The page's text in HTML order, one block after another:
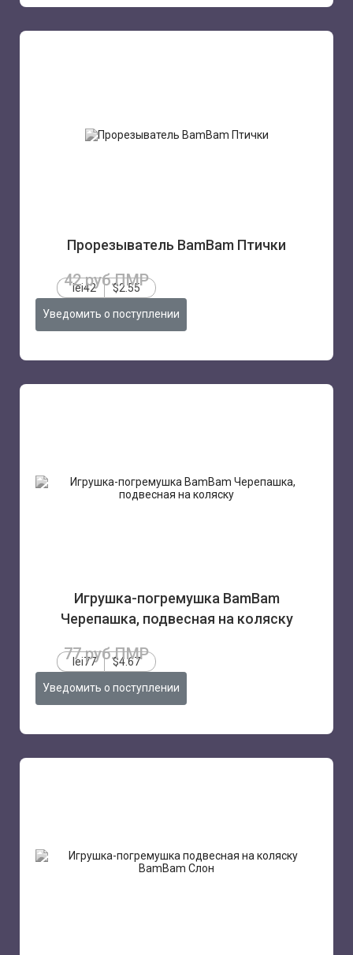
Прорезыватель BamBam Птички
42 руб.ПМР
lei42 $2.55
Уведомить о поступлении
Игрушка-погремушка BamBam
Черепашка, подвесная на коляску
77 руб.ПМР
lei77 $4.67
Уведомить о поступлении